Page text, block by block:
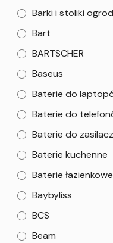
Barki i stoliki
Bart
BARTSCHER
Baseus
Baterie do
Baterie do
Baterie do
Baterie kuchenne
Baterie łazienkowe
Baybyliss
BCS
Beam